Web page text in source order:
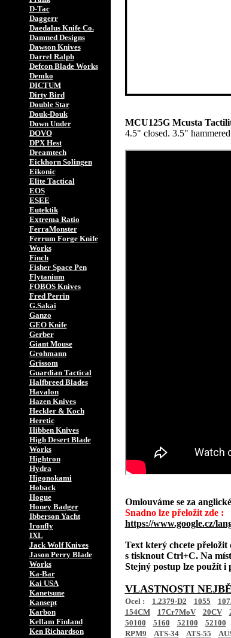
D-Tac
Daggerr
Daedalus Knife Co.
Damned Designs
Dawson Knives
Darrel Ralph
Defcon Blade Works
Demko
DICTUM
Dirty Bird
Double Star
Douk-Douk
Down Under
DOVO
DPX Hest
Dreamtech
Eickhorn Solingen
Eikonic
Elite Tactical
EOS
ESEE
Eutektik
Extrema Ratio
FerraMonster
Ferrum Forge Knife
Works
Finch
Fisher Space Pen
Flytanium
FOBOS Knives
Fred Perrin
G.Sakai
Ganzo
GEO Knife
Gerber
Giant Mouse
Grohmann
Grissom
Guardian Tactical
Halfbreed Blades
Havalon
Hazen Knives
Heckler & Koch
Heretic
Hibben Knives
High Desert Blade
Works
Hightron
Hydra
Higonokami
Hoback
Hogue
Honey Badger
Ibberson Yacht
Ironfly
IXL
Jack Wolf Knives
Jason Perry Blade
Works
Ka-Bar
Kai USA
Kanetsune
Kansept
Karbon
Kellam Finland
Ken Richardson
MCU125G Mcusta
4.5" closed. 3.5"
Omlouváme se za
Snadno lze přeložit zde :
https://www.google.cz/
Text který chcete přeložit
s tisknout Ctrl+C. Na
Stejný postup lze použít
VLASTNOSTI
Ocel : 1.2379-D2 1055
154CM
17Cr7MoV 20CV
50100
5160 52100 52100
RPM9
ATS-34 ATS-55